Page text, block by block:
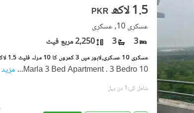
PKR 1.5 لاکھ
عسکری 10, عسکری
3
3 2,250 مربع فیٹ
10 Marla 3 Bed Apartment . 3 Bedro
... مزید
شامل کی:1 دن پہل